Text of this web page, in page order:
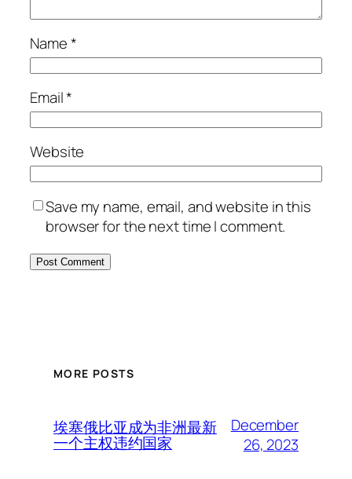
Name*
Email*
Website
Save my name, email, and website in this
browser for the next time I comment.
MORE POSTS
埃塞俄比亚成为非洲最新
一个主权违约国家
December
26, 2023